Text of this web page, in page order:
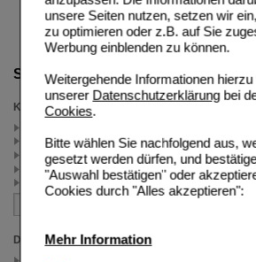
unsere Seiten nutzen, setzen wir
zu optimieren oder z.B. auf Sie
Werbung einblenden zu können.
Weitergehende Informationen
unserer Datenschutzerklärungbei
Cookies.
Bitte wählen Sie nachfolgend aus,
gesetzt werden dürfen, und
"Auswahl bestätigen" oder
Cookies durch "Alles akzeptieren":
Mehr Information
Suche verfeinern
Kategorien
Cetaphil (4)
trockene Haut (3)
Excipial (2)
Urea (2)
Darreichungsform